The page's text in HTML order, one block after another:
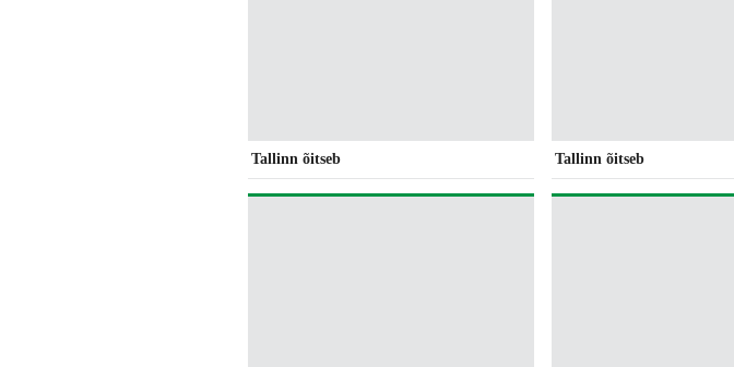
Tallinn õitseb Tallinn õitseb